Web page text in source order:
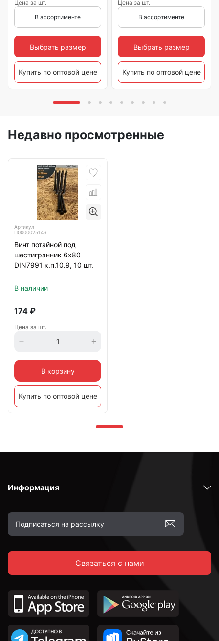
Цена за шт.
В ассортименте
Выбрать размер
Купить по оптовой цене
Цена за шт.
В ассортименте
Выбрать размер
Купить по оптовой цене
Недавно просмотренные
Артикул
П0000025146
Винт потайной под
шестигранник 6х80
DIN7991 к.п.10.9, 10 шт.
В наличии
174 ₽
Цена за шт.
В корзину
Купить по оптовой цене
Информация
Связаться с нами